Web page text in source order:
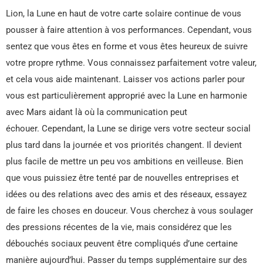
Lion, la Lune en haut de votre carte solaire continue de vous
pousser à faire attention à vos performances. Cependant, vous
sentez que vous êtes en forme et vous êtes heureux de suivre
votre propre rythme. Vous connaissez parfaitement votre valeur,
et cela vous aide maintenant. Laisser vos actions parler pour
vous est particulièrement approprié avec la Lune en harmonie
avec Mars aidant là où la communication peut
échouer. Cependant, la Lune se dirige vers votre secteur social
plus tard dans la journée et vos priorités changent. Il devient
plus facile de mettre un peu vos ambitions en veilleuse. Bien
que vous puissiez être tenté par de nouvelles entreprises et
idées ou des relations avec des amis et des réseaux, essayez
de faire les choses en douceur. Vous cherchez à vous soulager
des pressions récentes de la vie, mais considérez que les
débouchés sociaux peuvent être compliqués d’une certaine
manière aujourd’hui. Passer du temps supplémentaire sur des